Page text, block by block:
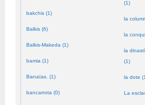
bakchis (1)
Balkis (6)
Balkis-Makeda (1)
bamia (1)
Banaïas. (1)
bancarrota (0)
(1)
la
la
la
(1)
la dote
La